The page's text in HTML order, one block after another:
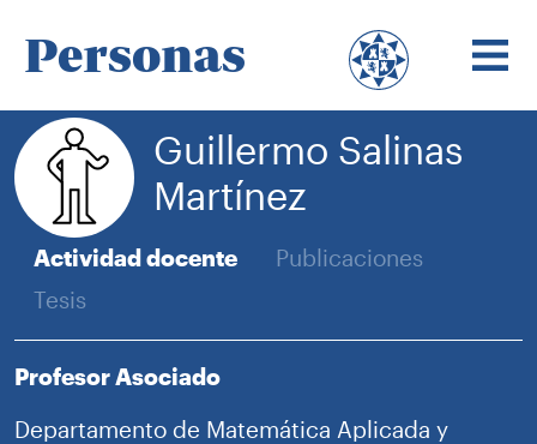
Personas
Guillermo Salinas
Martínez
Actividad docente
Publicaciones
Tesis
Profesor Asociado
Departamento de Matemática Aplicada y